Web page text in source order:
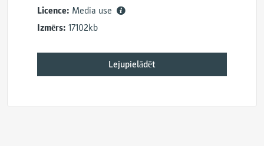
Licence: Media use
Izmērs: 17102kb
Lejupielādēt